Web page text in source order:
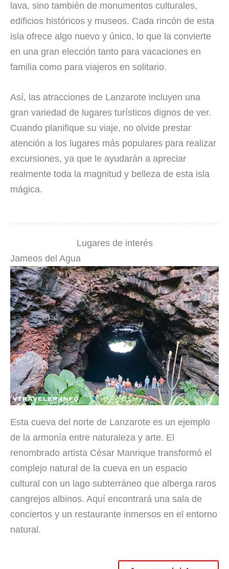
lava, sino también de monumentos culturales,
edificios históricos y museos. Cada rincón de esta
isla ofrece algo nuevo y único, lo que la convierte
en una gran elección tanto para vacaciones en
familia como para viajeros en solitario.
Así, las atracciones de Lanzarote incluyen una
gran variedad de lugares turísticos dignos de ver.
Cuando planifique su viaje, no olvide prestar
atención a los lugares más populares para realizar
excursiones, ya que le ayudarán a apreciar
realmente toda la magnitud y belleza de esta isla
mágica.
Lugares de interés
Jameos del Agua
Esta cueva del norte de Lanzarote es un ejemplo
de la armonía entre naturaleza y arte. El
renombrado artista César Manrique transformó el
complejo natural de la cueva en un espacio
cultural con un lago subterráneo que alberga raros
cangrejos albinos. Aquí encontrará una sala de
conciertos y un restaurante inmersos en el entorno
natural.